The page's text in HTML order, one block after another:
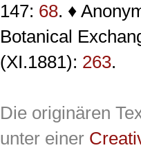
147: 68. ♦
Botanical
(XI.1881): 263.
Die originären
unter einer